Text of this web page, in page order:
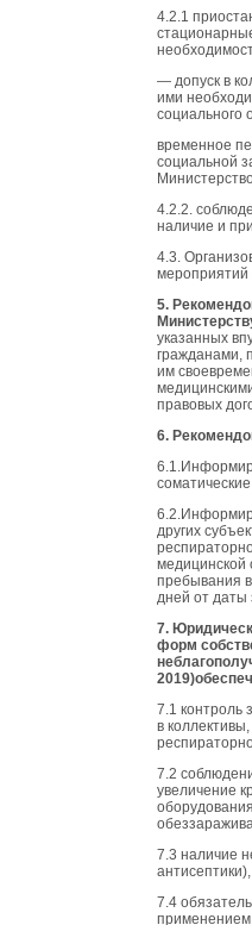
4.2.1
— допуск в
ими
социального
временное
социальной
4.2.2.
наличие и
4.3.
мероприятий
5.
указанных
гражданами,
им
правовых
6.
других
медицинской
пребывания
дней от даты
7.
форм
7.1 контроль
в
7.2
увеличение
7.3 наличие
7.4